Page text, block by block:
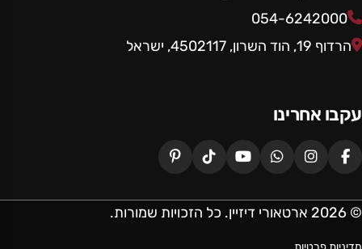
054-6242000
הרדוף 19, הוד השרון, 4502117, ישראל
עקבו אחרינו
© 2026 ארטאורי דיזיין. כל הזכויות שמורות.